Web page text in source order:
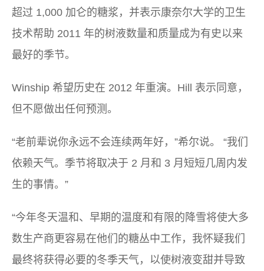
超过 1,000 加仑的糖浆，并表示康奈尔大学的卫生
技术帮助 2011 年的树液数量和质量成为有史以来
最好的季节。
Winship 希望历史在 2012 年重演。Hill 表示同意，
但不愿做出任何预测。
“老前辈说你永远不会连续两年好，”希尔说。 “我们
依赖天气。季节将取决于 2 月和 3 月短短几周内发
生的事情。”
“今年冬天温和、早期的温度和有限的降雪将使大多
数生产商更容易在他们的糖丛中工作，我怀疑我们
最终将获得必要的冬季天气，以使树液变甜并导致